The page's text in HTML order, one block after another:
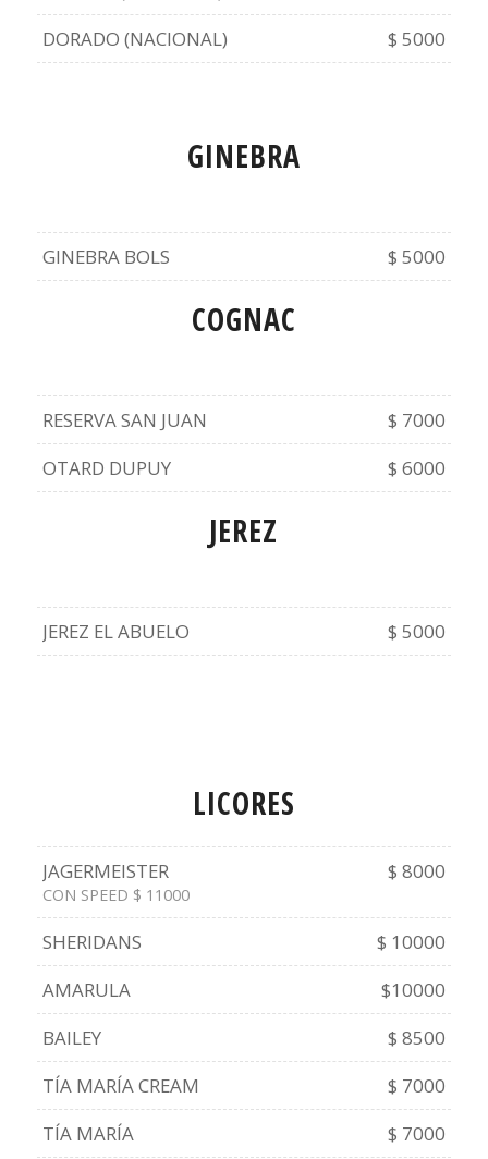
DORADO (NACIONAL)
$ 5000
GINEBRA
GINEBRA BOLS $ 5000
COGNAC
RESERVA SAN JUAN
$ 7000
OTARD DUPUY
$ 6000
JEREZ
JEREZ EL ABUELO $ 5000
LICORES
JAGERMEISTER $ 8000
CON SPEED $ 11000
SHERIDANS
$ 10000
AMARULA
$10000
BAILEY
$ 8500
TÍA MARÍA CREAM
$ 7000
TÍA MARÍA
$ 7000